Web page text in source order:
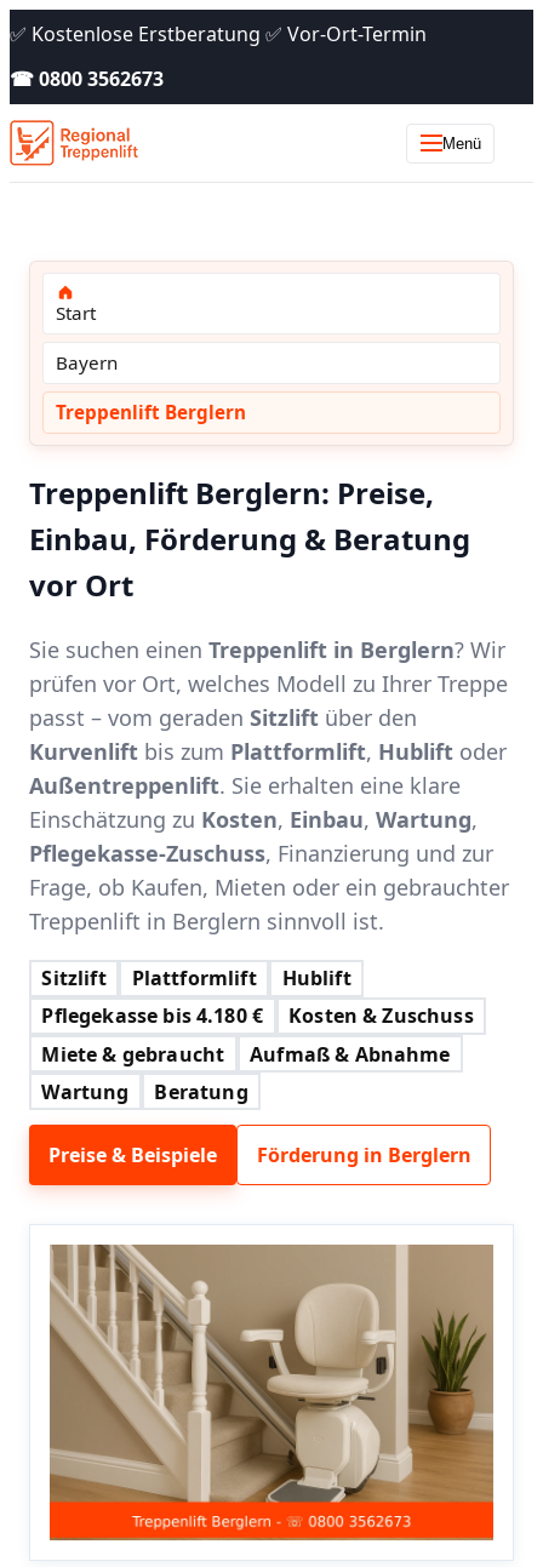
✅ Kostenlose Erstberatung ✅ Vor-Ort-Termin
☎ 0800 3562673
Menü
Start
Bayern
Treppenlift Berglern
Treppenlift Berglern: Preise,
Einbau, Förderung & Beratung
vor Ort
Sie suchen einen Treppenlift in Berglern? Wir
prüfen vor Ort, welches Modell zu Ihrer Treppe
passt – vom geraden Sitzlift über den
Kurvenlift bis zum Plattformlift, Hublift oder
Außentreppenlift. Sie erhalten eine klare
Einschätzung zu Kosten, Einbau, Wartung,
Pflegekasse-Zuschuss, Finanzierung und zur
Frage, ob Kaufen, Mieten oder ein gebrauchter
Treppenlift in Berglern sinnvoll ist.
Sitzlift Plattformlift
Hublift
Pflegekasse bis 4.180 €
Kosten & Zuschuss
Miete & gebraucht
Aufmaß & Abnahme
Wartung
Beratung
Preise & Beispiele Förderung in Berglern